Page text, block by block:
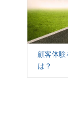
顧客体験
は？